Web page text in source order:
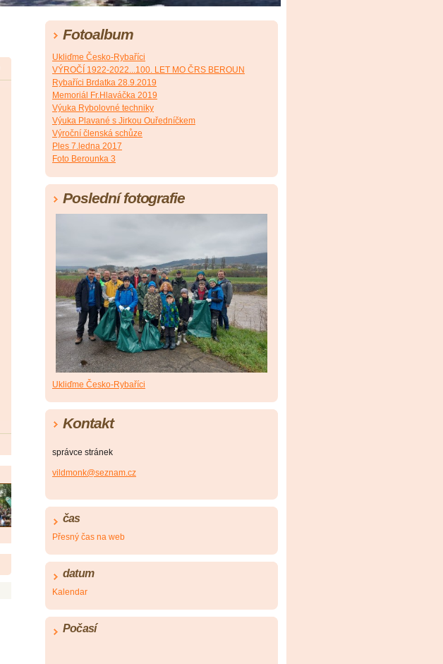
Fotoalbum
Ukliďme Česko-Rybaříci
VÝROČÍ 1922-2022...100. LET MO ČRS BEROUN
Rybaříci Brdatka 28.9.2019
Memoriál Fr.Hlaváčka 2019
Výuka Rybolovné techniky
Výuka Plavané s Jirkou Ouředníčkem
Výroční členská schůze
Ples 7.ledna 2017
Foto Berounka 3
Poslední fotografie
Ukliďme Česko-Rybaříci
Kontakt
správce stránek
vildmonk@seznam.cz
čas
Přesný čas na web
datum
Kalendar
Počasí